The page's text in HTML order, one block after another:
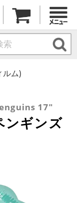
ルム)
17"
ンギンズ